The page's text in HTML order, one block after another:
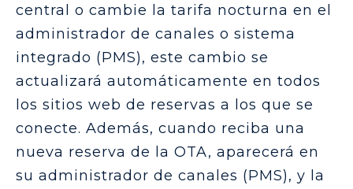
central o cambie la tarifa nocturna en el
administrador de canales o sistema
integrado (PMS), este cambio se
actualizará automáticamente en todos
los sitios web de reservas a los que se
conecte. Además, cuando reciba una
nueva reserva de la OTA, aparecerá en
su administrador de canales (PMS), y la